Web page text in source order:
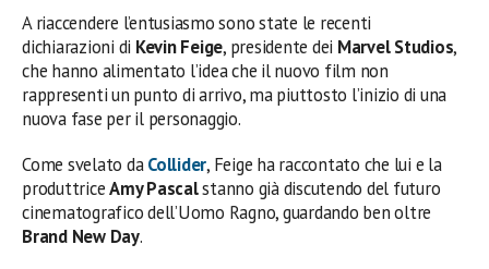
A riaccendere l’entusiasmo sono state le recenti
dichiarazioni di Kevin Feige, presidente dei Marvel Studios,
che hanno alimentato l’idea che il nuovo film non
rappresenti un punto di arrivo, ma piuttosto l’inizio di una
nuova fase per il personaggio.
Come svelato daCollider, Feige ha raccontato che lui e la
produttriceAmy Pascalstanno già discutendo del futuro
cinematografico dell’Uomo Ragno, guardando ben oltre
Brand New Day.